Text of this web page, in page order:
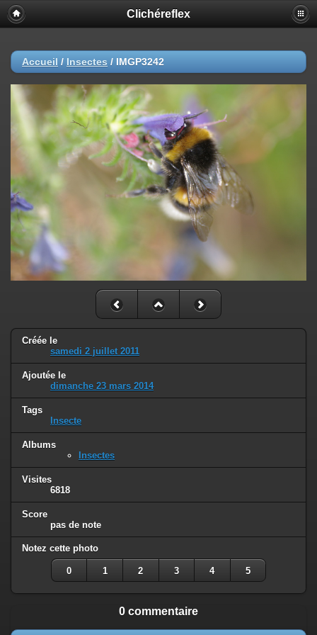
Clichéreflex
Accueil / Insectes / IMGP3242
Créée le
samedi 2 juillet 2011
Ajoutée le
dimanche 23 mars 2014
Tags
Insecte
Albums
Insectes
Visites
6818
Score
pas de note
Notez cette photo
0 1 2 3 4 5
0 commentaire